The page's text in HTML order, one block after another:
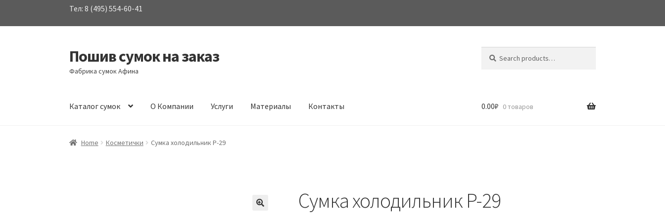
Тел: 8 (495) 554-60-41
Перейти
к
навигации
Перейти
к
содержимому
Пошив сумок на заказ
Фабрика сумок Афина
for:
Каталог сумок О Компании Услуги Материалы Контакты 0.00₽ 0 товаров
Home Косметички Сумка холодильник P-29
Сумка холодильник P-29